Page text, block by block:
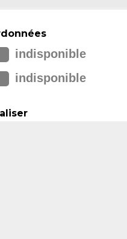
indisponible
indisponible